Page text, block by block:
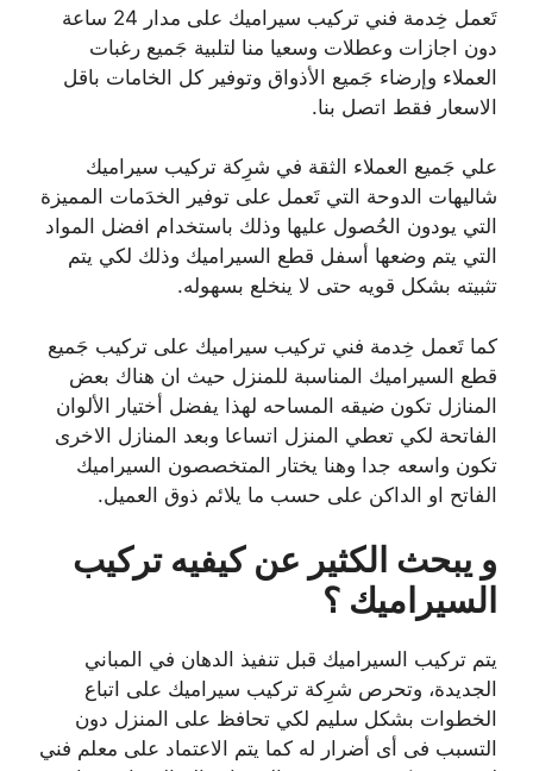
تَعمل خِدمة فني تركيب سيراميك على مدار 24 ساعة
دون اجازات وعطلات وسعيا منا لتلبية جَميع رغبات
العملاء وإرضاء جَميع الأذواق وتوفير كل الخامات باقل
الاسعار فقط اتصل بنا.
علي جَميع العملاء الثقة في شرِكة تركيب سيراميك
شاليهات الدوحة التي تَعمل على توفير الخدَمات المميزة
التي يودون الحُصول عليها وذلك باستخدام افضل المواد
التي يتم وضعها أسفل قطع السيراميك وذلك لكي يتم
تثبيته بشكل قويه حتى لا ينخلع بسهوله.
كما تَعمل خِدمة فني تركيب سيراميك على تركيب جَميع
قطع السيراميك المناسبة للمنزل حيث ان هناك بعض
المنازل تكون ضيقه المساحه لهذا يفضل أختيار الألوان
الفاتحة لكي تعطي المنزل اتساعا وبعد المنازل الاخرى
تكون واسعه جدا وهنا يختار المتخصصون السيراميك
الفاتح او الداكن على حسب ما يلائم ذوق العميل.
و يبحث الكثير عن كيفيه تركيب
السيراميك ؟
يتم تركيب السيراميك قبل تنفيذ الدهان في المباني
الجديدة، وتحرص شرِكة تركيب سيراميك على اتباع
الخطوات بشكل سليم لكي تحافظ على المنزل دون
التسبب فى أى أضرار له كما يتم الاعتماد على معلم فني